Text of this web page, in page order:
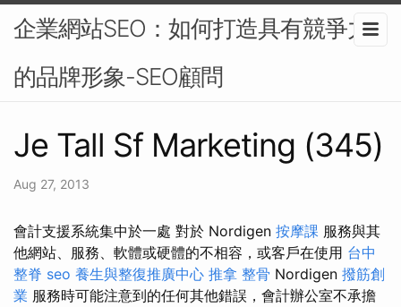
企業網站SEO：如何打造具有競爭力
的品牌形象-SEO顧問
Je Tall Sf Marketing (345)
Aug 27, 2013
會計支援系統集中於一處 對於 Nordigen 按摩課 服務與其
他網站、服務、軟體或硬體的不相容，或客戶在使用 台中
整脊 seo 養生與整復推廣中心 推拿 整骨 Nordigen 撥筋創
業 服務時可能注意到的任何其他錯誤，會計辦公室不承擔